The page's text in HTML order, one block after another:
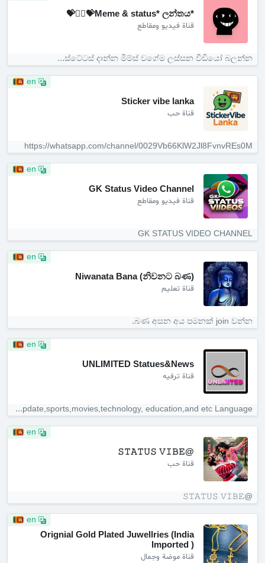
*Meme & status* ලන්තය💝❤️‍🔥💝
قناة فيديو ومقاطع
ස්ටේටස් දාන්න මීම්ස් වගේම ලස්සන වීඩියෝ බලන්න...
Sticker vibe lanka
قناة حب
https://whatsapp.com/channel/0029Vb66KlW2Jl8FvnvREs0M
GK Status Video Channel
قناة فيديو ومقاطع
GK STATUS VIDEO CHANNEL
Niwanata Bana (නිවනට බණ)
قناة تعليم
බණ අසන අය පමනක් join වන්න.
UNLIMITED Statues&News
قناة ترفيه
WhatsApp Statues ,News,Movie update,sports,movies,technology, education,and etc ️Language=...
@𝚂𝚃𝙰𝚃𝚄𝚂 𝚅𝙸𝙱𝙴
قناة حب
@𝚂𝚃𝙰𝚃𝚄𝚂 𝚅𝙸𝙱𝙴
Orignial Gold Plated Juwellries (India
Imported )
قناة موضة وجمال